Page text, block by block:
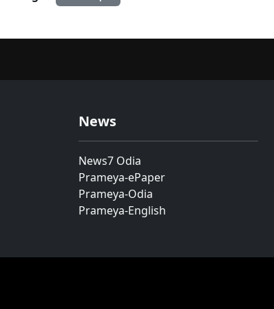
News
News7 Odia
Prameya-ePaper
Prameya-Odia
Prameya-English